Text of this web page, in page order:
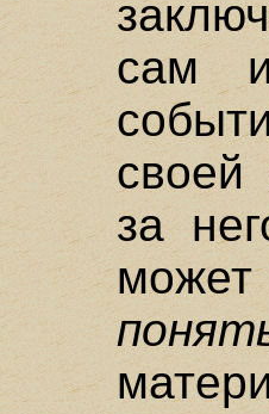
сам
своей
за